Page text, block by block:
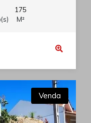
175
M²
Venda